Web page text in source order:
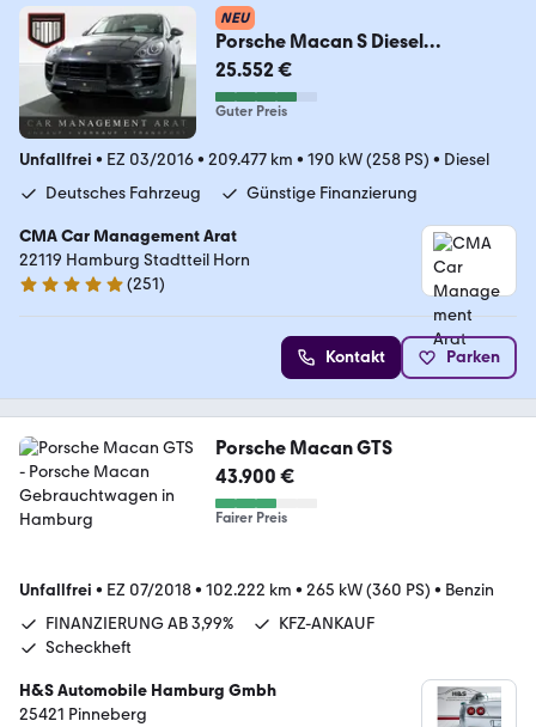
NEU
Porsche Macan S Diesel
PANORAMA+NAVI+PTS+XEN+R19
25.552 €
Guter Preis
Unfallfrei • EZ 03/2016• 209.477 km • 190 kW (258 PS) • Diesel
Deutsches Fahrzeug
Günstige Finanzierung
CMA Car Management Arat
22119 Hamburg Stadtteil Horn
4.9 Sterne
(251)
Kontakt Parken
Porsche Macan GTS
43.900 €
Fairer Preis
Unfallfrei • EZ 07/2018• 102.222 km • 265 kW (360 PS) • Benzin
FINANZIERUNG AB 3,99%
KFZ-ANKAUF
Scheckheft
H&S Automobile Hamburg Gmbh
25421 Pinneberg